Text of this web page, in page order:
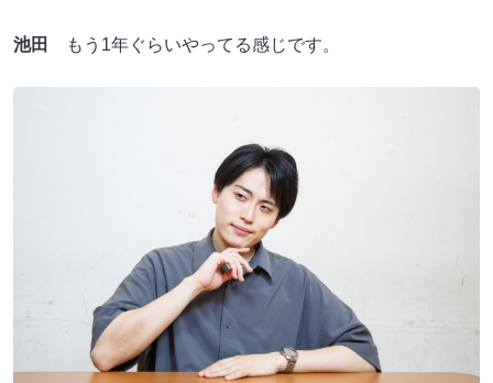
池田 もう1年ぐらいやってる感じです。